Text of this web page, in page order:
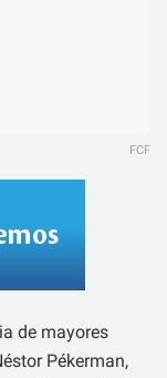
FCF
de mayores
Pékerman,